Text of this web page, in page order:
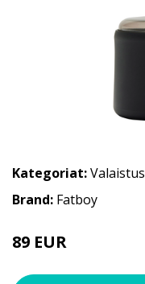
Kategoriat:Valaistus
Brand: Fatboy
89 EUR